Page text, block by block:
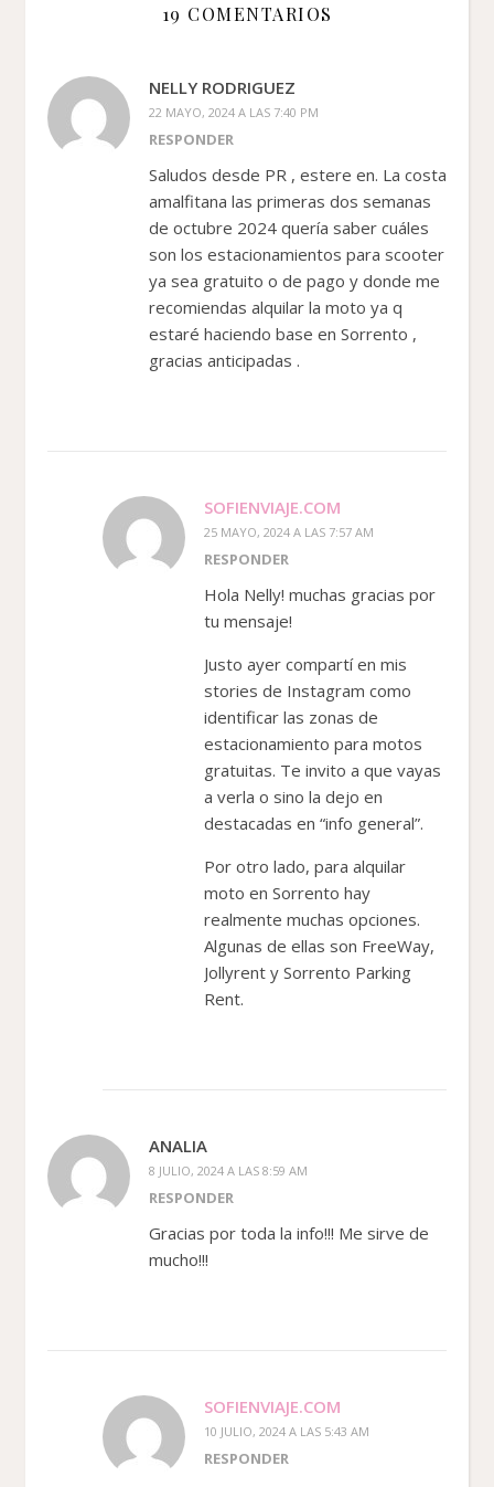
19 COMENTARIOS
NELLY RODRIGUEZ
22 MAYO, 2024 A LAS 7:40 PM
RESPONDER
Saludos desde PR , estere en. La costa
amalfitana las primeras dos semanas
de octubre 2024 quería saber cuáles
son los estacionamientos para scooter
ya sea gratuito o de pago y donde me
recomiendas alquilar la moto ya q
estaré haciendo base en Sorrento ,
gracias anticipadas .
SOFIENVIAJE.COM
25 MAYO, 2024 A LAS 7:57 AM
RESPONDER
Hola Nelly! muchas gracias por
tu mensaje!
Justo ayer compartí en mis
stories de Instagram como
identificar las zonas de
estacionamiento para motos
gratuitas. Te invito a que vayas
a verla o sino la dejo en
destacadas en “info general”.
Por otro lado, para alquilar
moto en Sorrento hay
realmente muchas opciones.
Algunas de ellas son FreeWay,
Jollyrent y Sorrento Parking
Rent.
ANALIA
8 JULIO, 2024 A LAS 8:59 AM
RESPONDER
Gracias por toda la info!!! Me sirve de
mucho!!!
SOFIENVIAJE.COM
10 JULIO, 2024 A LAS 5:43 AM
RESPONDER